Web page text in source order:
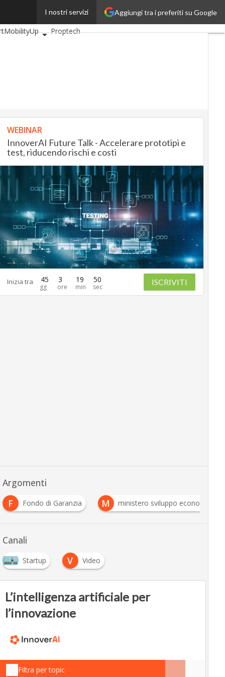
Aggiungi tra i preferiti su Google
I nostri servizi
Proptech
WEBINAR
InnoverAI Future Talk - Accelerare prototipi e
test, riducendo rischi e costi
Inizia tra 45 3 19 49 ISCRIVITI
Argomenti
F Fondo di Garanzia M ministero sviluppo economico
Canali
Startup V Video
L’intelligenza artificiale per
l’innovazione
Filtra per topic